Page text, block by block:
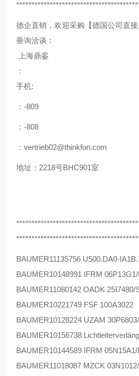
德企直销，欢迎采购【德国公司直接
垂询洽谈：
上海鼎銮
：
手机:
：-809
：-808
：vertrieb02@thinkfon.com
地址：2218号BHC901室
BAUMER11135756 U500.DA0-
BAUMER10148991 IFRM 06P13G1/L
BAUMER11080142 OADK 25I7480/
BAUMER10221749 FSF 100A3022
BAUMER10128224 UZAM
BAUMER10156738
BAUMER10144589 IFRM 05N15A1/L
BAUMER11018087 MZCK